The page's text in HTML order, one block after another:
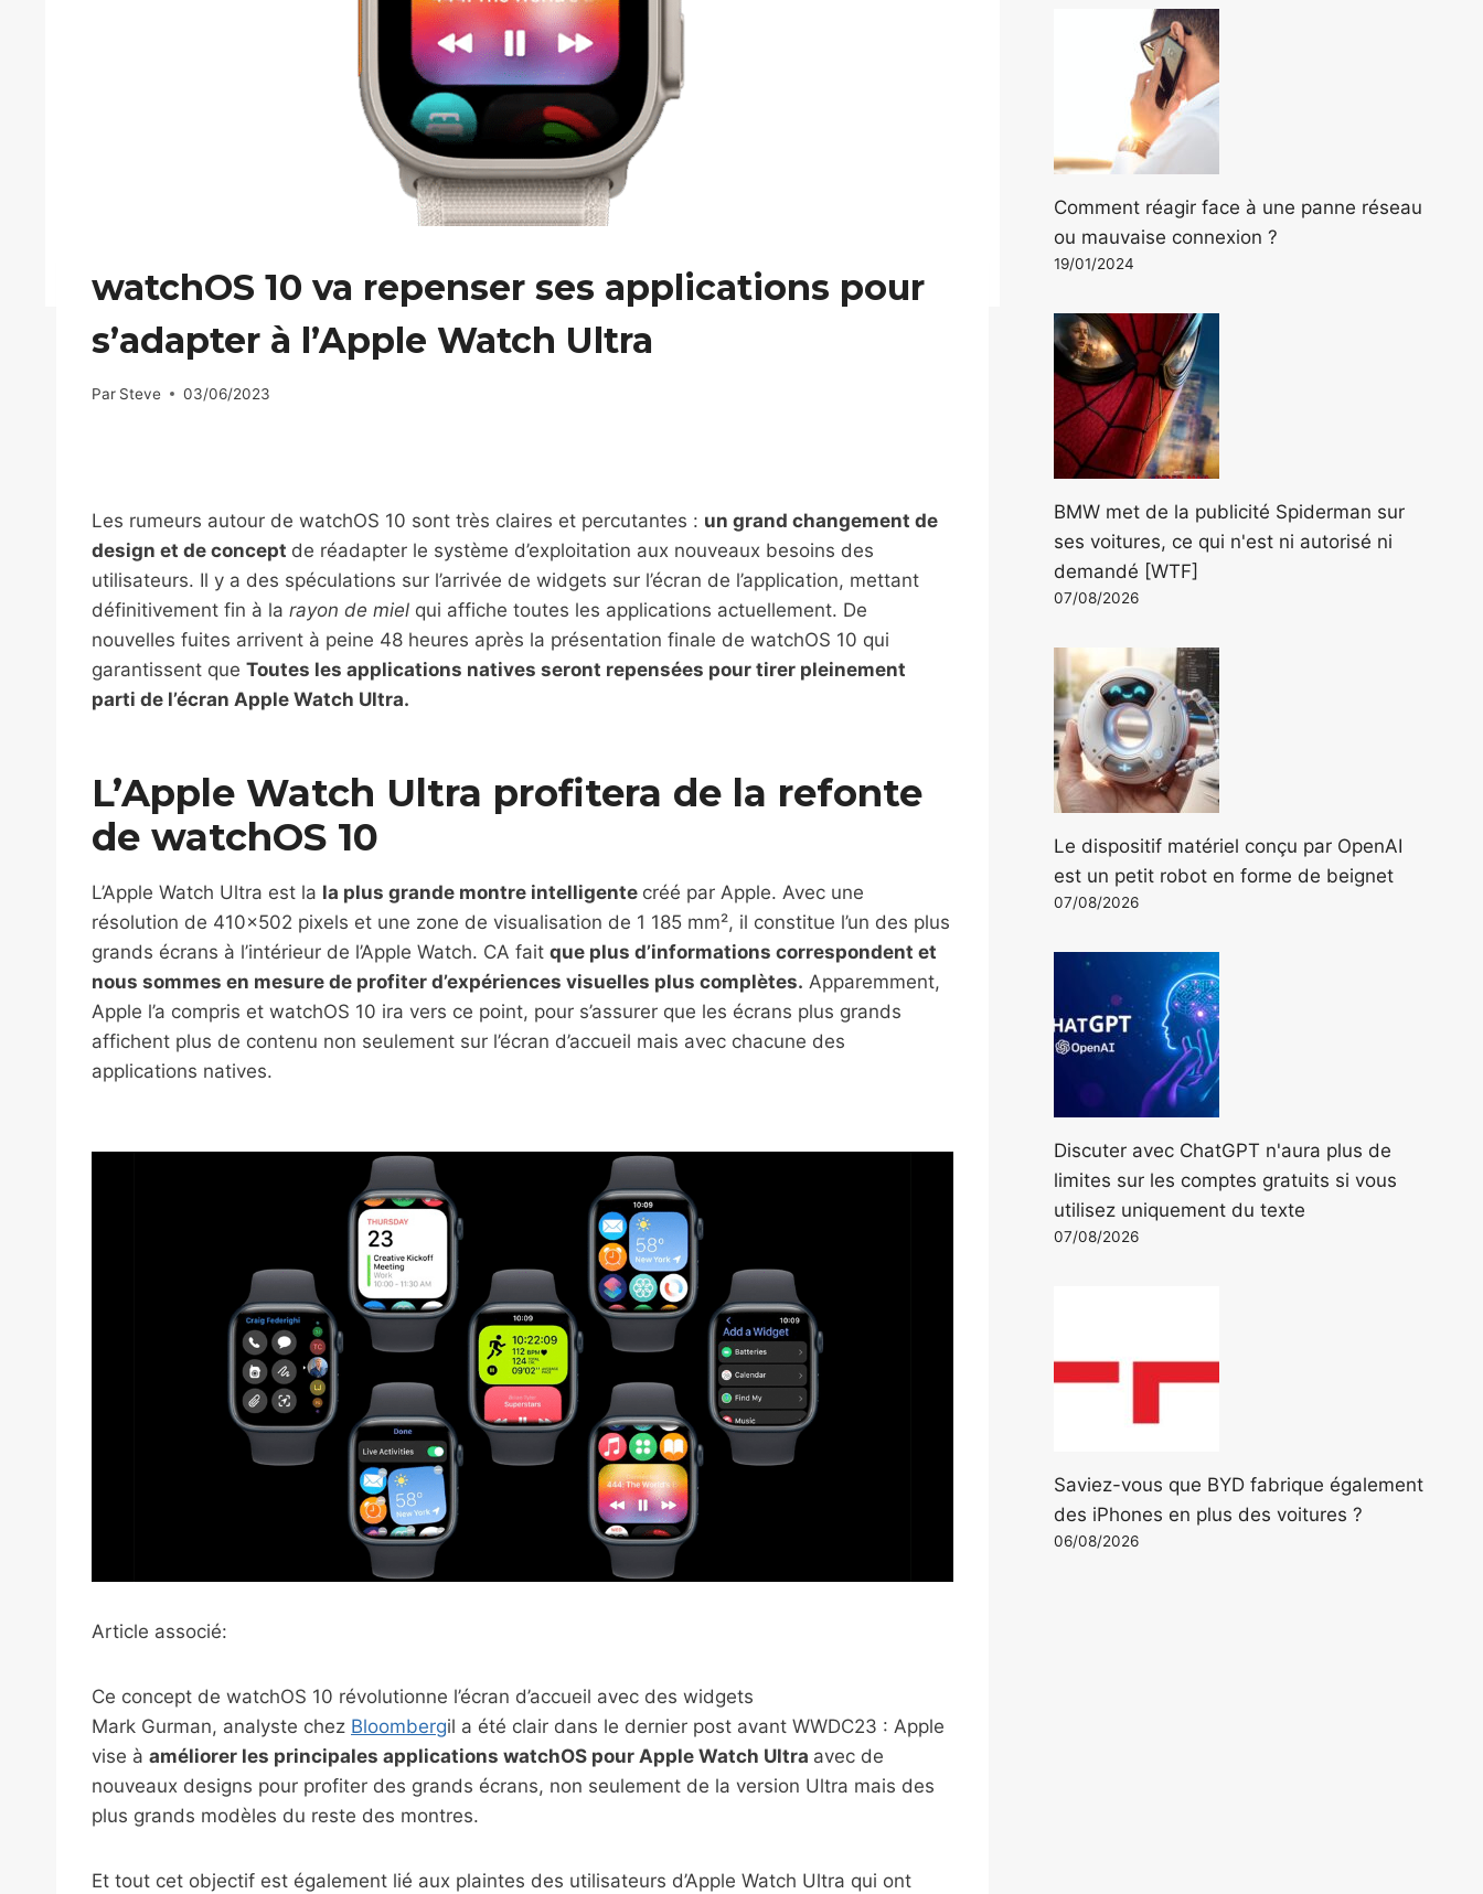
watchOS 10 va repenser ses applications pour
s’adapter à l’Apple Watch Ultra
Par Steve 03/06/2023
Les rumeurs autour de watchOS 10 sont très claires et percutantes : un grand changement de
design et de concept de réadapter le système d’exploitation aux nouveaux besoins des
utilisateurs. Il y a des spéculations sur l’arrivée de widgets sur l’écran de l’application, mettant
définitivement fin à la rayon de miel qui affiche toutes les applications actuellement. De
nouvelles fuites arrivent à peine 48 heures après la présentation finale de watchOS 10 qui
garantissent que Toutes les applications natives seront repensées pour tirer pleinement
parti de l’écran Apple Watch Ultra.
L’Apple Watch Ultra profitera de la refonte
de watchOS 10
L’Apple Watch Ultra est la la plus grande montre intelligente créé par Apple. Avec une
résolution de 410×502 pixels et une zone de visualisation de 1 185 mm², il constitue l’un des plus
grands écrans à l’intérieur de l’Apple Watch. CA fait que plus d’informations correspondent et
nous sommes en mesure de profiter d’expériences visuelles plus complètes. Apparemment,
Apple l’a compris et watchOS 10 ira vers ce point, pour s’assurer que les écrans plus grands
affichent plus de contenu non seulement sur l’écran d’accueil mais avec chacune des
applications natives.
Article associé:
Ce concept de watchOS 10 révolutionne l’écran d’accueil avec des widgets
Mark Gurman, analyste chez Bloombergil a été clair dans le dernier post avant WWDC23 : Apple
vise à améliorer les principales applications watchOS pour Apple Watch Ultra avec de
nouveaux designs pour profiter des grands écrans, non seulement de la version Ultra mais des
plus grands modèles du reste des montres.
Et tout cet objectif est également lié aux plaintes des utilisateurs d’Apple Watch Ultra qui ont
Comment réagir face à une panne réseau
ou mauvaise connexion ?
19/01/2024
BMW met de la publicité Spiderman sur
ses voitures, ce qui n'est ni autorisé ni
demandé [WTF]
07/08/2026
Le dispositif matériel conçu par OpenAI
est un petit robot en forme de beignet
07/08/2026
Discuter avec ChatGPT n'aura plus de
limites sur les comptes gratuits si vous
utilisez uniquement du texte
07/08/2026
Saviez-vous que BYD fabrique également
des iPhones en plus des voitures ?
06/08/2026